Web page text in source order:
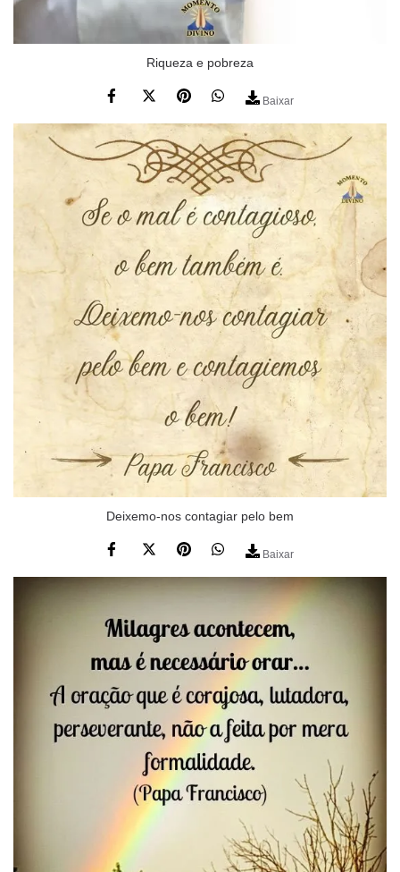
Riqueza e pobreza
Baixar
Deixemo-nos contagiar pelo bem
Baixar